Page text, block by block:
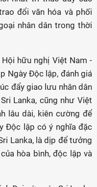
đổi văn hóa và phối
nhân dân trong thời
hữu nghị Việt Nam -
Ngày Độc lập, đánh giá
đẩy giao lưu nhân dân
Lanka, cũng như Việt
lâu dài, kiên cường để
Độc lập có ý nghĩa đặc
Lanka, là dịp để tưởng
hòa bình, độc lập và